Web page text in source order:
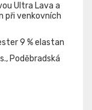
Ultra Lava a
při venkovních
9 % elastan
Poděbradská